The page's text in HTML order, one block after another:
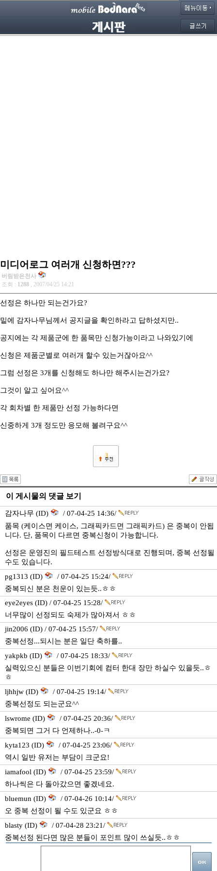
미디어로그 여러개 신청하면???
버림받은천사
조회 : 1288 , 2007/04/25 14:21
선정은 하나만 되는건가요?
밑에 감자나무님께서 공지글을 확인하라고 답하셨지만..
공지에는 각 제품군에 한 품목만 신청가능이라고 나와있기에
신청은 제품군별로 여러개 할수 있는거잖아요^^
그럼 선정은 3개를 신청해도 하나만 해주시는건가요?
그것이 알고 싶어요^^
각 회차별 한 제품만 선정 가능하다면
신중하게 3개 정도만 응모해 볼려구요^^
3
이 게시물의 댓글 보기
감자나무 (ID)
/ 07-04-25 14:36/
품목 (케이스면 케이스, 그래픽카드면 그래픽카드) 은 중복이 안됩
니다. 단, 품목이 다르면 중복신청이 가능합니다.
선정은 운영진의 필드테스트 선정방식대로 진행되며, 중복 선정될
수도 있습니다.
pg1313 (ID)
/ 07-04-25 15:24/
중복되신 분은 천운이 있는듯..ㅎㅎ
eye2eyes (ID) / 07-04-25 15:28/
너무많이 선정되도 숙제가 많아져서 ㅎㅎ
jin2006 (ID) / 07-04-25 15:57/
중복선정...되시는 분은 일단 축하를..
yakpkb (ID)
/ 07-04-25 18:33/
실력있으신 분들은 이번기회에 컴터 한대 장만 하실수 있을듯..ㅎ
ㅎ
ljhhjw (ID)
/ 07-04-25 19:14/
중복선정도 되는군요^^
lswrome (ID)
/ 07-04-25 20:36/
중복되면 그거 다 언제하나..-0-ㅋ
kyta123 (ID)
/ 07-04-25 23:06/
역시 일반 유저는 부담이 크군요!
iamafool (ID)
/ 07-04-25 23:59/
하나씩은 다 돌아갔으면 좋겠네요.
bluemun (ID)
/ 07-04-26 10:14/
오 중복 선정이 될 수도 있군요 ㅎㅎ
blasty (ID)
/ 07-04-28 23:21/
중복선정 된다면 많은 분들이 포인트 많이 쓰실듯..ㅎㅎ